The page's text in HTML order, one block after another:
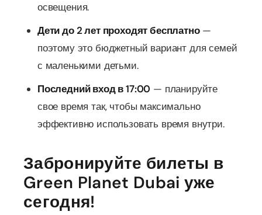
освещения.
Дети до 2 лет проходят бесплатно—
поэтому это бюджетный вариант для семей
с маленькими детьми.
Последний вход в 17:00 — планируйте
свое время так, чтобы максимально
эффективно использовать время внутри.
Забронируйте билеты в
Green Planet Dubai уже
сегодня!